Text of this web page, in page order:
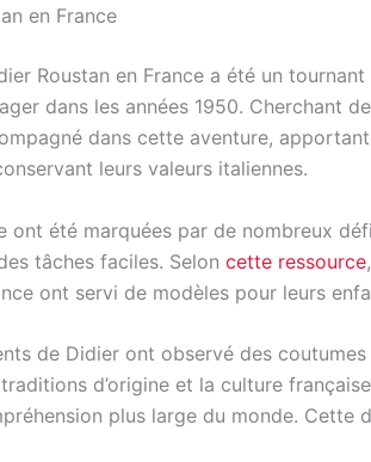
en France
Roustan en France a été un
dans les années 1950. Cherchant
dans cette aventure,
leurs valeurs italiennes.
ont été marquées par de nombreux
tâches faciles. Selon cette ressource
ont servi de modèles pour leurs
de Didier ont observé des
d’origine et la culture
plus large du monde.